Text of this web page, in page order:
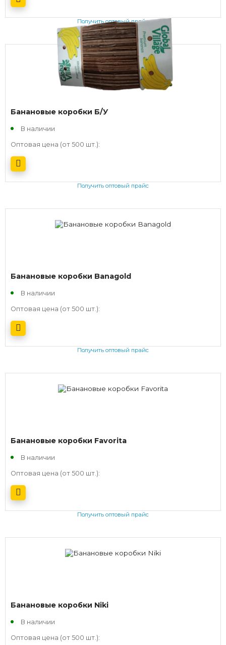
Получить оптовый прайс
Банановые коробки Б/У
В наличии
Оптовая цена (от 500 шт.):
Получить оптовый прайс
Банановые коробки Banagold
В наличии
Оптовая цена (от 500 шт.):
Получить оптовый прайс
Банановые коробки Favorita
В наличии
Оптовая цена (от 500 шт.):
Получить оптовый прайс
Банановые коробки Niki
В наличии
Оптовая цена (от 500 шт.):